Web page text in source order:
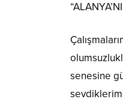
senesine